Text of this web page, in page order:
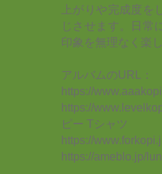
上がりや完成度
じさせます。日常
印象を無理なく楽
アルバムのURL：
https://
https://
ピー Tシャツ
https://
https://ameblo.jp/